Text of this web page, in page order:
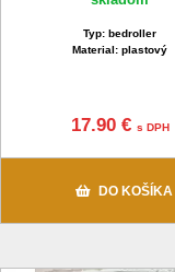
Typ: bedroller
Material: plastový
17.90 € s DPH
DO KOŠÍKA